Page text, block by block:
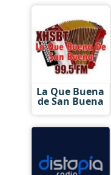
La Que Buena
de San Buena